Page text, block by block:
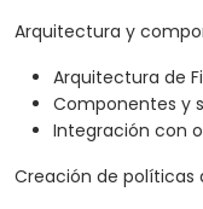
Arquitectura y
Arquitectura de
Componentes y
Integración con
Creación de políticas